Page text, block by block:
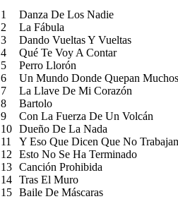
1
Danza De Los Nadie
2
La Fábula
3
Dando Vueltas Y Vueltas
4
Qué Te Voy A Contar
5
Perro Llorón
6
Un Mundo Donde Quepan
7
La Llave De Mi Corazón
8
Bartolo
9
Con La Fuerza De Un Volcán
10 Dueño De La Nada
11
Y Eso Que Dicen Que No
12
Esto No Se Ha Terminado
13 Canción Prohibida
14 Tras El Muro
15 Baile De Máscaras